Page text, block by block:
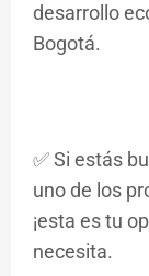
desarrollo
Bogotá.
✅ Si estás
uno de los
¡esta es tu
necesita.